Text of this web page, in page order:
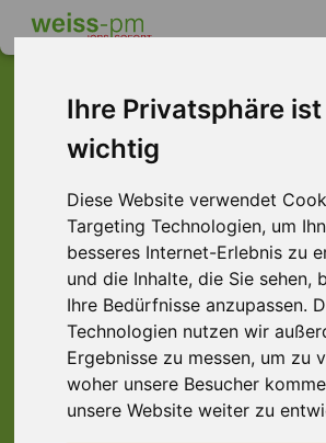
Ihre Privatsphäre
wichtig
Diese Website verwendet
Targeting Technologien, um
besseres Internet-Erlebnis zu
und die Inhalte, die Sie sehen,
Ihre Bedürfnisse anzupassen.
Technologien nutzen wir
Ergebnisse zu messen, um zu
woher unsere Besucher
unsere Website weiter zu
Dieser Job ist
nicht mehr
... aber vielleicht ist hier